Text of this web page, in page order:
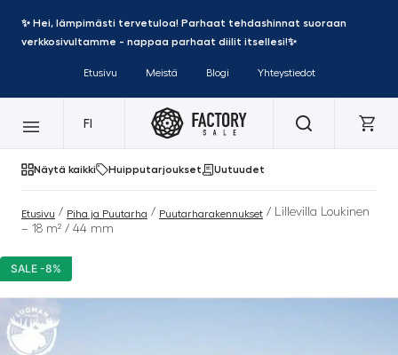
✨ Hei, lämpimästi tervetuloa! Parhaat tehdashinnat suoraan
verkkosivultamme - nappaa parhaat diilit itsellesi!✨
Etusivu Meistä Blogi Yhteystiedot
FI
Näytä kaikki Huipputarjoukset Uutuudet
Etusivu / Piha ja Puutarha / Puutarharakennukset / Lillevilla Loukinen
– 18 m² / 44 mm
SALE -8%